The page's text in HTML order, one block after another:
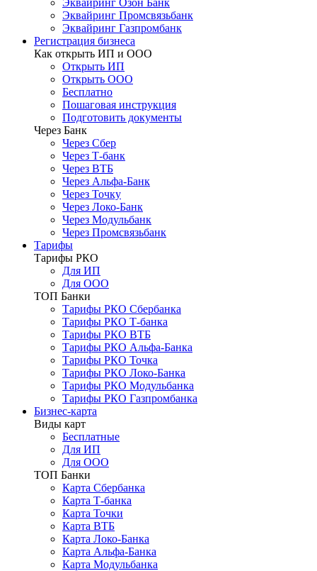
Эквайринг Озон Банк
Эквайринг Промсвязьбанк
Эквайринг Газпромбанк
Регистрация бизнеса
Как открыть ИП и ООО
Открыть ИП
Открыть ООО
Бесплатно
Пошаговая инструкция
Подготовить документы
Через Банк
Через Сбер
Через Т-банк
Через ВТБ
Через Альфа-Банк
Через Точку
Через Локо-Банк
Через Модульбанк
Через Промсвязьбанк
Тарифы
Тарифы РКО
Для ИП
Для ООО
ТОП Банки
Тарифы РКО Сбербанка
Тарифы РКО Т-банка
Тарифы РКО ВТБ
Тарифы РКО Альфа-Банка
Тарифы РКО Точка
Тарифы РКО Локо-Банка
Тарифы РКО Модульбанка
Тарифы РКО Газпромбанка
Бизнес-карта
Виды карт
Бесплатные
Для ИП
Для ООО
ТОП Банки
Карта Сбербанка
Карта Т-банка
Карта Точки
Карта ВТБ
Карта Локо-Банка
Карта Альфа-Банка
Карта Модульбанка